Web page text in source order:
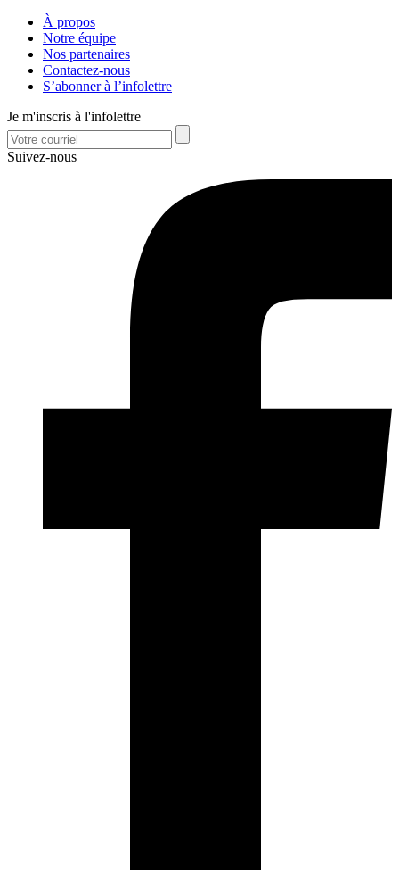
À propos
Notre équipe
Nos partenaires
Contactez-nous
S’abonner à l’infolettre
Je m'inscris à l'infolettre
Suivez-nous